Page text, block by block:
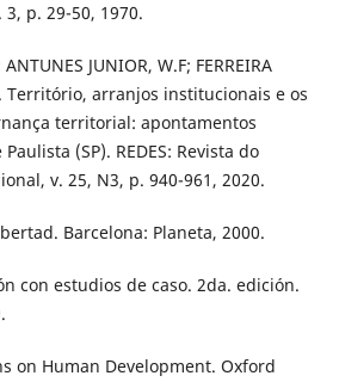
p. 29-50, 1970.
JUNIOR, W.F; FERREIRA
Território, arranjos institucionais e os
territorial: apontamentos
(SP). REDES: Revista do
v. 25, N3, p. 940-961, 2020.
Barcelona: Planeta, 2000.
con estudios de caso. 2da. edición.
on Human Development. Oxford